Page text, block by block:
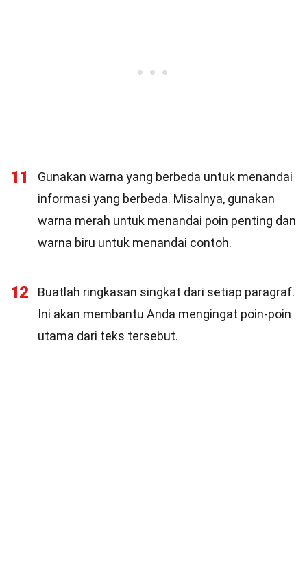
11
Gunakan warna yang berbeda untuk menandai
informasi yang berbeda. Misalnya, gunakan
warna merah untuk menandai poin penting dan
warna biru untuk menandai contoh.
12
Buatlah ringkasan singkat dari setiap paragraf.
Ini akan membantu Anda mengingat poin-poin
utama dari teks tersebut.